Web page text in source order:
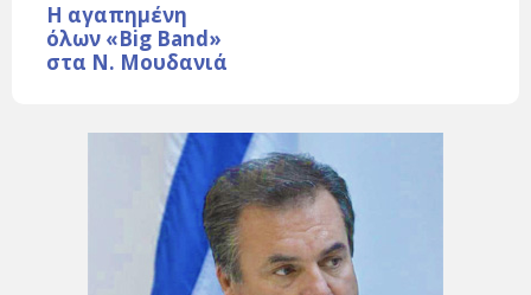
H αγαπημένη
όλων «Big Band»
στα Ν. Μουδανιά